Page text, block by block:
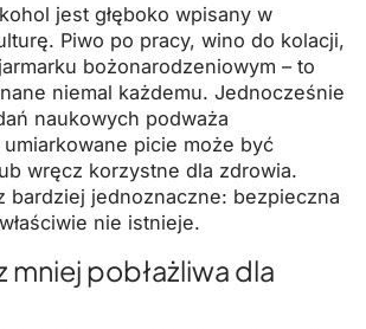
jest głęboko wpisany w
Piwo po pracy, wino do kolacji,
bożonarodzeniowym – to
niemal każdemu. Jednocześnie
naukowych podważa
picie może być
wręcz korzystne dla zdrowia.
bardziej jednoznaczne: bezpieczna
nie istnieje.
mniej pobłażliwa dla